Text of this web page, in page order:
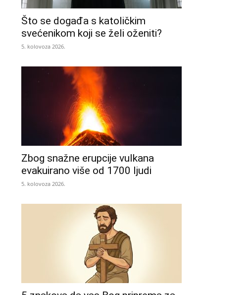
Što se događa s katoličkim
svećenikom koji se želi oženiti?
5. kolovoza 2026.
Zbog snažne erupcije vulkana
evakuirano više od 1700 ljudi
5. kolovoza 2026.